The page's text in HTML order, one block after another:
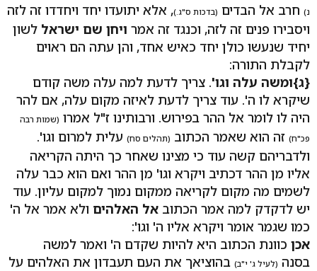
נ) חרב אל הבדים (בדכות ס"ג.), אלא יתועדו יחד ויחדדו זה לזה
ויסבירו פנים זה לזה, וכנגד זה אמר ויחן שם ישראל לשון
יחיד שנעשו כולן יחד כאיש אחד, והן עתה הם ראוים
לקבלת התורה:
{ג}ומשה עלה וגו'. צריך לדעת למה עלה משה קודם
שיקרא לו ה'. עוד צריך לדעת לאיזה מקום עלה, אם להר
היה לו לומר אל ההר בפירוש. ורבותינו ז"ל אמרו (שמות רבה
פכ"ח) זה הוא שאמר הכתוב (תהלים סח) עלית למרום וגו'.
ולדבריהם קשה עוד כי מצינו שאחר כך היתה הקריאה
אליו מן ההר דכתיב ויקרא וגו' מן ההר ואם הוא כבר עלה
לשמים מה מקום לקריאה ממקום נמוך למקום עליון. עוד
יש לדקדק למה אמר הכתוב אל האלהים ולא אמר אל ה'
כמו שגמר אומר ויקרא אליו ה' וגו':
אכן כוונת הכתוב היא להיות שקדם ה' ואמר למשה
בסנה (לעיל ג' י"ב) בהוציאך את העם תעבדון את האלהים על